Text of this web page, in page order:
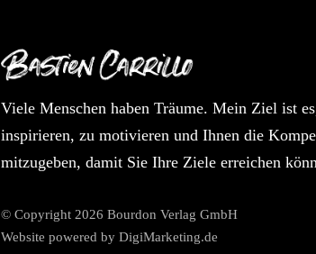
Viele Menschen haben Träume. Mein Ziel ist
inspirieren, zu motivieren und Ihnen die
mitzugeben, damit Sie Ihre Ziele erreichen
© Copyright 2026 Bourdon Verlag GmbH
Website powered by DigiMarketing.de